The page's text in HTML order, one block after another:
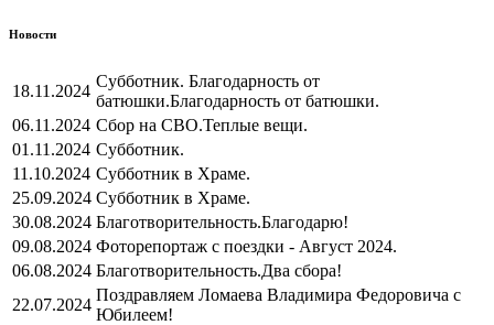
Новости
18.11.2024
Субботник. Благодарность от
батюшки.Благодарность от батюшки.
06.11.2024 Сбор на СВО.Теплые вещи.
01.11.2024 Субботник.
11.10.2024 Субботник в Храме.
25.09.2024 Субботник в Храме.
30.08.2024 Благотворительность.Благодарю!
09.08.2024 Фоторепортаж с поездки - Август 2024.
06.08.2024 Благотворительность.Два сбора!
22.07.2024
Поздравляем Ломаева Владимира Федоровича с
Юбилеем!